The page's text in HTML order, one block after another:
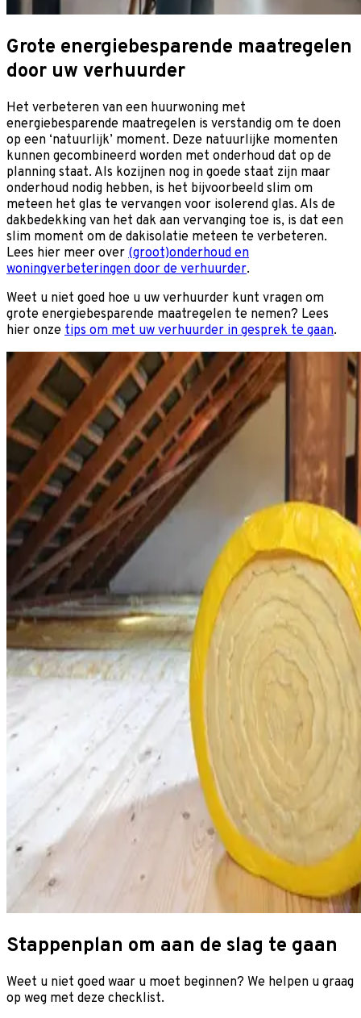
Grote energiebesparende maatregelen
door uw verhuurder
Het verbeteren van een huurwoning met
energiebesparende maatregelen is verstandig om te doen
op een ‘natuurlijk’ moment. Deze natuurlijke momenten
kunnen gecombineerd worden met onderhoud dat op de
planning staat. Als kozijnen nog in goede staat zijn maar
onderhoud nodig hebben, is het bijvoorbeeld slim om
meteen het glas te vervangen voor isolerend glas. Als de
dakbedekking van het dak aan vervanging toe is, is dat een
slim moment om de dakisolatie meteen te verbeteren.
Lees hier meer over (groot)onderhoud en
woningverbeteringen door de verhuurder.
Weet u niet goed hoe u uw verhuurder kunt vragen om
grote energiebesparende maatregelen te nemen? Lees
hier onze tips om met uw verhuurder in gesprek te gaan.
Stappenplan om aan de slag te gaan
Weet u niet goed waar u moet beginnen? We helpen u graag
op weg met deze checklist.